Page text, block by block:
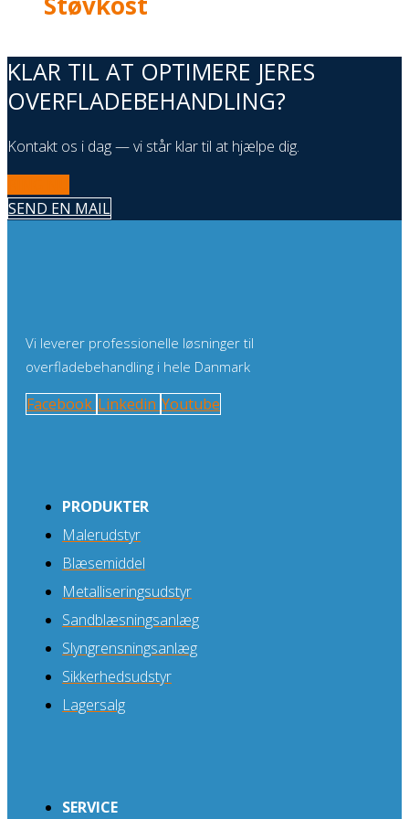
KLAR TIL AT OPTIMERE JERES
OVERFLADEBEHANDLING?
Kontakt os i dag — vi står klar til at hjælpe dig.
SEND EN MAIL
Vi leverer professionelle løsninger til
overfladebehandling i hele Danmark
Facebook Linkedin Youtube
PRODUKTER
Malerudstyr
Blæsemiddel
Metalliseringsudstyr
Sandblæsningsanlæg
Slyngrensningsanlæg
Sikkerhedsudstyr
Lagersalg
SERVICE